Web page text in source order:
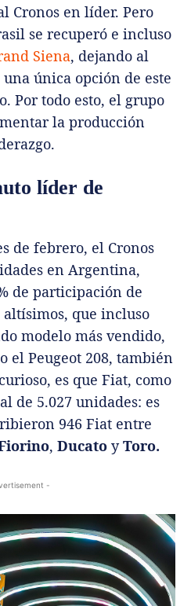
Cronos en líder. Pero
se recuperó e incluso
Siena, dejando al
única opción de este
Por todo esto, el grupo
la producción
líder de
de febrero, el Cronos
en Argentina,
de participación de
que incluso
modelo más vendido,
el Peugeot 208, también
es que Fiat, como
de 5.027 unidades: es
946 Fiat entre
, Ducato yToro.
-